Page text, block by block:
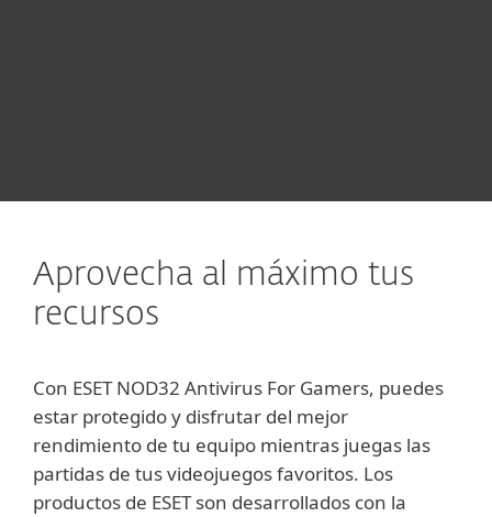
Aprovecha al máximo tus
recursos
Con ESET NOD32 Antivirus For Gamers, puedes
estar protegido y disfrutar del mejor
rendimiento de tu equipo mientras juegas las
partidas de tus videojuegos favoritos. Los
productos de ESET son desarrollados con la